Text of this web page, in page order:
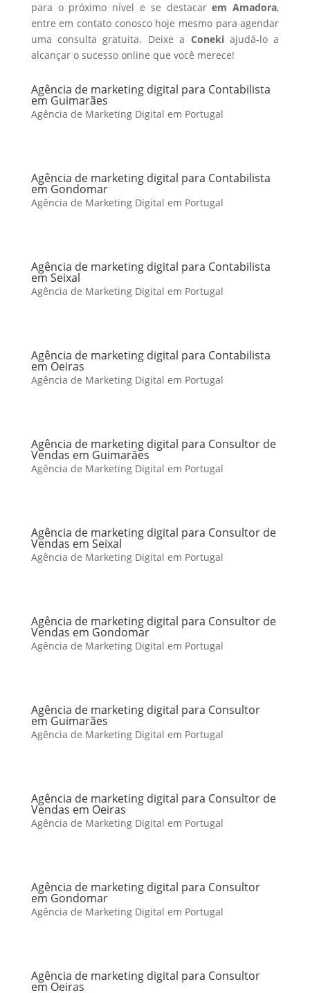
para o próximo nível e se destacarem Amadora,
entre em contato conosco hoje mesmo para agendar
uma consulta gratuita. Deixe a Conekiajudá-lo a
alcançar o sucesso online que você merece!
Agência de marketing digital para Contabilista
em Guimarães
Agência de Marketing Digital em Portugal
Agência de marketing digital para Contabilista
em Gondomar
Agência de Marketing Digital em Portugal
Agência de marketing digital para Contabilista
em Seixal
Agência de Marketing Digital em Portugal
Agência de marketing digital para Contabilista
em Oeiras
Agência de Marketing Digital em Portugal
Agência de marketing digital para Consultor de
Vendas em Guimarães
Agência de Marketing Digital em Portugal
Agência de marketing digital para Consultor de
Vendas em Seixal
Agência de Marketing Digital em Portugal
Agência de marketing digital para Consultor de
Vendas em Gondomar
Agência de Marketing Digital em Portugal
Agência de marketing digital para Consultor
em Guimarães
Agência de Marketing Digital em Portugal
Agência de marketing digital para Consultor de
Vendas em Oeiras
Agência de Marketing Digital em Portugal
Agência de marketing digital para Consultor
em Gondomar
Agência de Marketing Digital em Portugal
Agência de marketing digital para Consultor
em Oeiras